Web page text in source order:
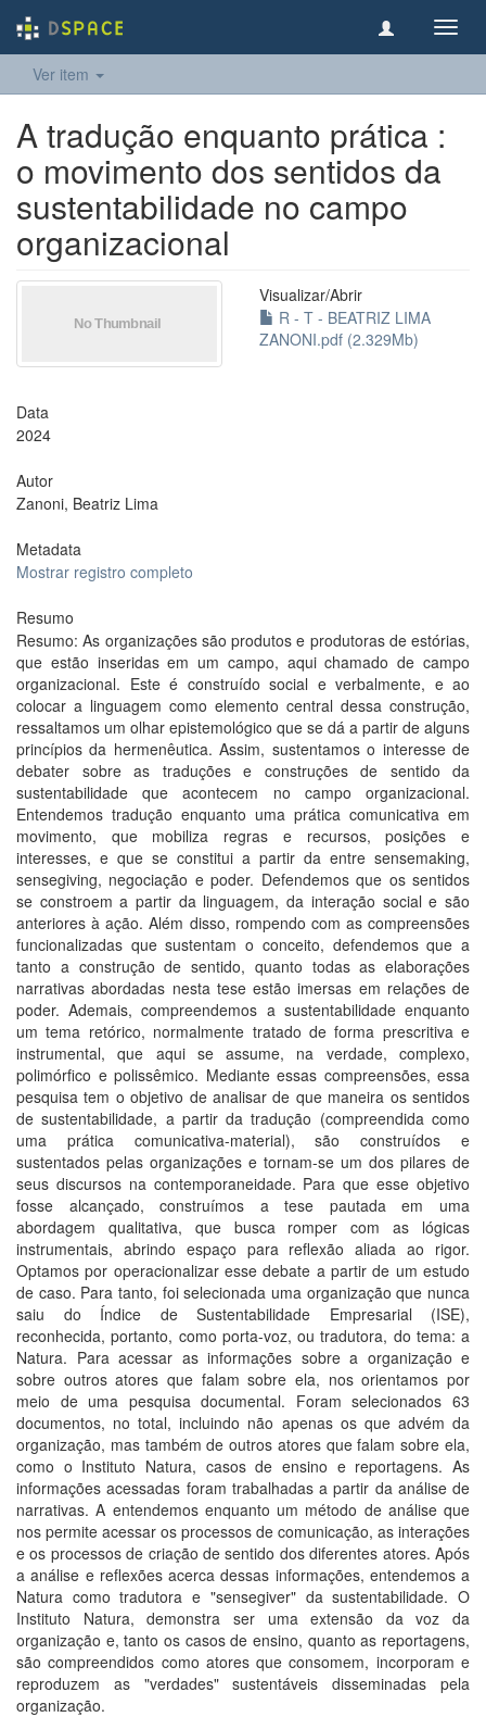
Ver item
A tradução enquanto prática :
o movimento dos sentidos da
sustentabilidade no campo
organizacional
Visualizar/Abrir
R - T - BEATRIZ LIMA
ZANONI.pdf (2.329Mb)
Data
2024
Autor
Zanoni, Beatriz Lima
Metadata
Mostrar registro completo
Resumo
Resumo: As organizações são produtos e produtoras de estórias,
que estão inseridas em um campo, aqui chamado de campo
organizacional. Este é construído social e verbalmente, e ao
colocar a linguagem como elemento central dessa construção,
ressaltamos um olhar epistemológico que se dá a partir de alguns
princípios da hermenêutica. Assim, sustentamos o interesse de
debater sobre as traduções e construções de sentido da
sustentabilidade que acontecem no campo organizacional.
Entendemos tradução enquanto uma prática comunicativa em
movimento, que mobiliza regras e recursos, posições e
interesses, e que se constitui a partir da entre sensemaking,
sensegiving, negociação e poder. Defendemos que os sentidos
se constroem a partir da linguagem, da interação social e são
anteriores à ação. Além disso, rompendo com as compreensões
funcionalizadas que sustentam o conceito, defendemos que a
tanto a construção de sentido, quanto todas as elaborações
narrativas abordadas nesta tese estão imersas em relações de
poder. Ademais, compreendemos a sustentabilidade enquanto
um tema retórico, normalmente tratado de forma prescritiva e
instrumental, que aqui se assume, na verdade, complexo,
polimórfico e polissêmico. Mediante essas compreensões, essa
pesquisa tem o objetivo de analisar de que maneira os sentidos
de sustentabilidade, a partir da tradução (compreendida como
uma prática comunicativa-material), são construídos e
sustentados pelas organizações e tornam-se um dos pilares de
seus discursos na contemporaneidade. Para que esse objetivo
fosse alcançado, construímos a tese pautada em uma
abordagem qualitativa, que busca romper com as lógicas
instrumentais, abrindo espaço para reflexão aliada ao rigor.
Optamos por operacionalizar esse debate a partir de um estudo
de caso. Para tanto, foi selecionada uma organização que nunca
saiu do Índice de Sustentabilidade Empresarial (ISE),
reconhecida, portanto, como porta-voz, ou tradutora, do tema: a
Natura. Para acessar as informações sobre a organização e
sobre outros atores que falam sobre ela, nos orientamos por
meio de uma pesquisa documental. Foram selecionados 63
documentos, no total, incluindo não apenas os que advém da
organização, mas também de outros atores que falam sobre ela,
como o Instituto Natura, casos de ensino e reportagens. As
informações acessadas foram trabalhadas a partir da análise de
narrativas. A entendemos enquanto um método de análise que
nos permite acessar os processos de comunicação, as interações
e os processos de criação de sentido dos diferentes atores. Após
a análise e reflexões acerca dessas informações, entendemos a
Natura como tradutora e "sensegiver" da sustentabilidade. O
Instituto Natura, demonstra ser uma extensão da voz da
organização e, tanto os casos de ensino, quanto as reportagens,
são compreendidos como atores que consomem, incorporam e
reproduzem as "verdades" sustentáveis disseminadas pela
organização.